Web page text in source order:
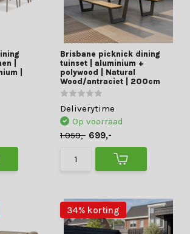
|
|
Brisbane picknick dining
tuinset | aluminium +
polywood | Natural
Wood/antraciet | 200cm
Deliverytime
Op voorraad
1.059,- 699,-
34% korting